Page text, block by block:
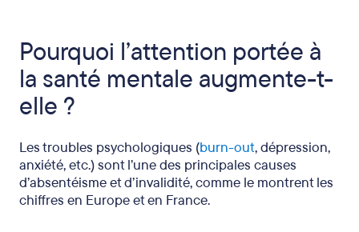
Pourquoi l’attention portée à
la santé mentale augmente-t-
elle ?
Les troubles psychologiques (burn-out, dépression,
anxiété, etc.) sont l’une des principales causes
d’absentéisme et d’invalidité, comme le montrent les
chiffres en Europe et en France.